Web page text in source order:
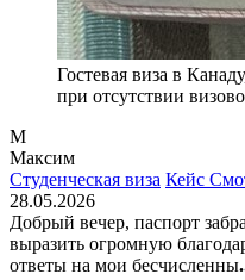
Гостевая виза в
при отсутствии
М
Максим
Студенческая виза Кейс
28.05.2026
Добрый вечер, паспорт
выразить огромную
ответы на мои бесчисленны